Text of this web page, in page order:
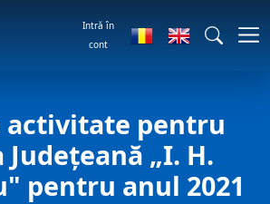
Intră în
cont
activitate pentru
„I. H.
pentru anul 2021